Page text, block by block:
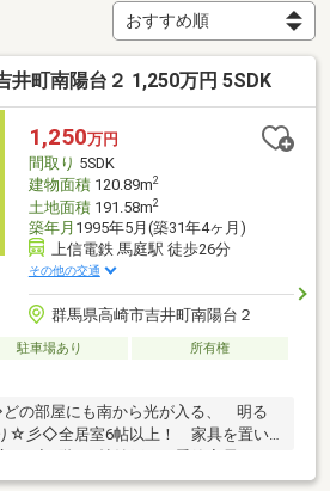
井町南陽台２ 1,250万円 5SDK
1,250万円
間取り 5SDK
建物面積120.89m2
土地面積191.58m2
築年月 1995年5月(築31年4ヶ月)
上信電鉄 馬庭駅 徒歩26分
その他の交通
群馬県高崎市吉井町南陽台２
駐車場あり
所有権
の部屋にも南から光が入る、 明る
☆彡◇全居室6帖以上！ 家具を置い
所に活用できます◎◇南面バルコニー